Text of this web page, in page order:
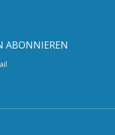
ABONNIEREN